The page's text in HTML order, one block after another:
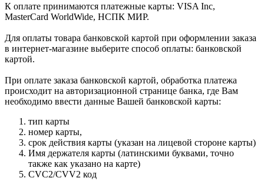
К оплате принимаются платежные карты: VISA Inc,
MasterCard WorldWide, НСПК МИР.
Для оплаты товара банковской картой при оформлении заказа
в интернет-магазине выберите способ оплаты: банковской
картой.
При оплате заказа банковской картой, обработка платежа
происходит на авторизационной странице банка, где Вам
необходимо ввести данные Вашей банковской карты:
тип карты
номер карты,
срок действия карты (указан на лицевой стороне карты)
Имя держателя карты (латинскими буквами, точно
также как указано на карте)
CVC2/CVV2 код